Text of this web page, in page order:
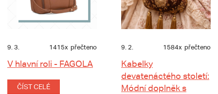
9. 3. 1415x přečteno
V hlavní roli - FAGOLA
ČÍST CELÉ
9. 2. 1584x přečteno
Kabelky
devatenáctého století:
Módní doplněk s